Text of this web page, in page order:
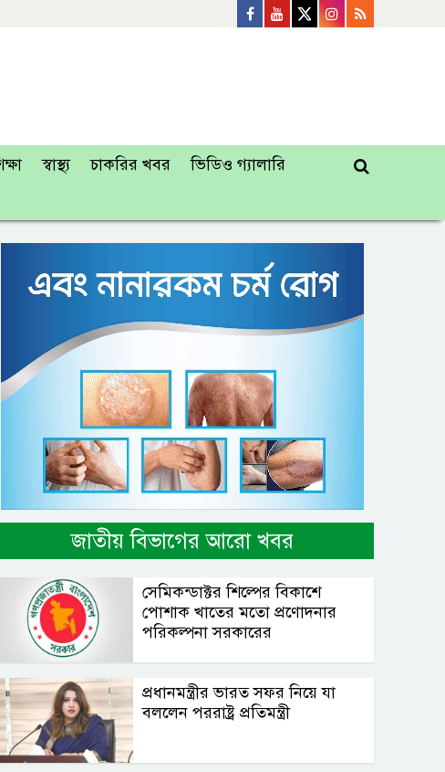
স্বাস্থ্য চাকরির খবর
ভিডিও গ্যালারি
জাতীয় বিভাগের আরো খবর
সেমিকন্ডাক্টর শিল্পের বিকাশে
পোশাক খাতের মতো প্রণোদনার
পরিকল্পনা সরকারের
প্রধানমন্ত্রীর ভারত সফর নিয়ে যা
বললেন পররাষ্ট্র প্রতিমন্ত্রী